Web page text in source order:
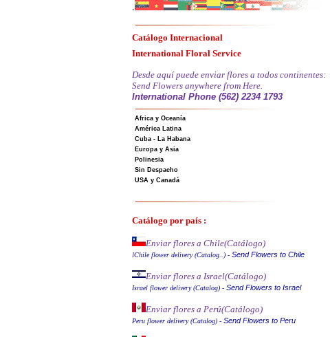
.
Catálogo Internacional
International Floral Service
Desde aquí puede enviar flores a todos continentes:
Send Flowers anywhere from Here.
International Phone (562) 2234 1793
Africa y Oceanía
América Latina
Cuba - La Habana
Europa y Asia
Polinesia
Sin Despacho
USA y Canadá
Catálogo por país :
Enviar flores a Chile(Catálogo)
IChile flower delivery (Catalog..) - Send Flowers to Chile
Enviar flores a Israel(Catálogo)
Israel flower delivery (Catalog) - Send Flowers to Israel
Enviar flores a Perú(Catálogo)
Peru flower delivery (Catalog) - Send Flowers to Peru